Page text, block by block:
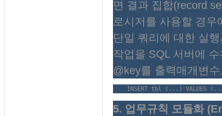
면 결과 집합(record
로시저를 사용할 경
단일 쿼리에 대한 실
작업을 SQL 서버에
@key를 출력매개변
INSERT tbl (...) VALUES
5. 업무규칙 모듈화